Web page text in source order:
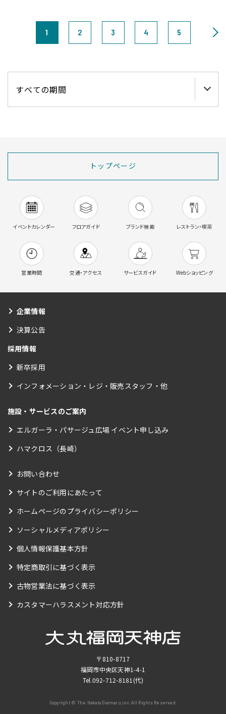
1 2 3 4 5
トップページ
イベントカレンダー フロアガイド ブランド検索 レストラン・喫茶
営業時間 交通・アクセス サービスガイド Webショッピング
企業情報
決算公告
採用情報
新卒採用
インフォメーション・レジ・販売スタッフ・他
施設・サービスのご案内
エルガーラ・パサージュ広場 イベント申し込み
ハマクロス（長崎）
お問い合わせ
サイトのご利用にあたって
ホームページのプライバシーポリシー
ソーシャルメディアポリシー
個人情報保護基本方針
特定商取引に基づく表示
古物営業法に基づく表示
カスタマーハラスメント対応方針
〒810-8717
福岡市中央区天神1-4-1
Tel.092-712-8181 (代)
Copyright © The Hakata Daimaru,inc. All Rights Reserved.